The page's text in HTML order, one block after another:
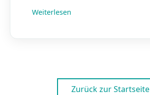
Weiterlesen
Zurück zur Startseite